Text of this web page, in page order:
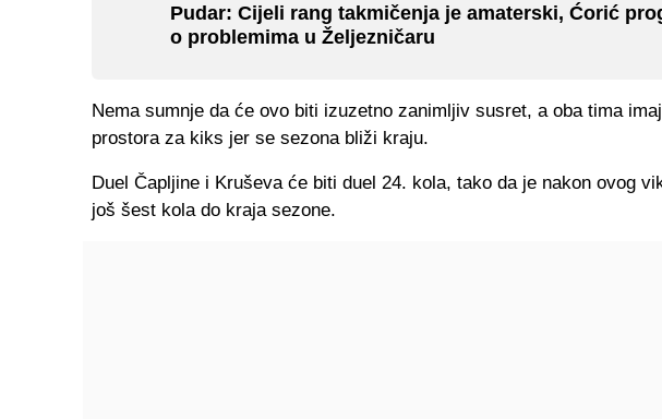
Pudar: Cijeli rang takmičenja je amaterski, Ćorić
o problemima u Željezničaru
Nema sumnje da će ovo biti izuzetno zanimljiv susret, a oba tima
prostora za kiks jer se sezona bliži kraju.
Duel Čapljine i Kruševa će biti duel 24. kola, tako da je nakon ovog
još šest kola do kraja sezone.